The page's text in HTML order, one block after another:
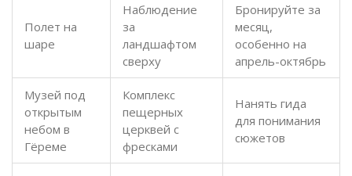
Полет на
шаре
Наблюдение
за
ландшафтом
сверху
Бронируйте за
месяц,
особенно на
апрель-октябрь
Музей под
открытым
небом в
Гёреме
Комплекс
пещерных
церквей с
фресками
Нанять гида
для понимания
сюжетов